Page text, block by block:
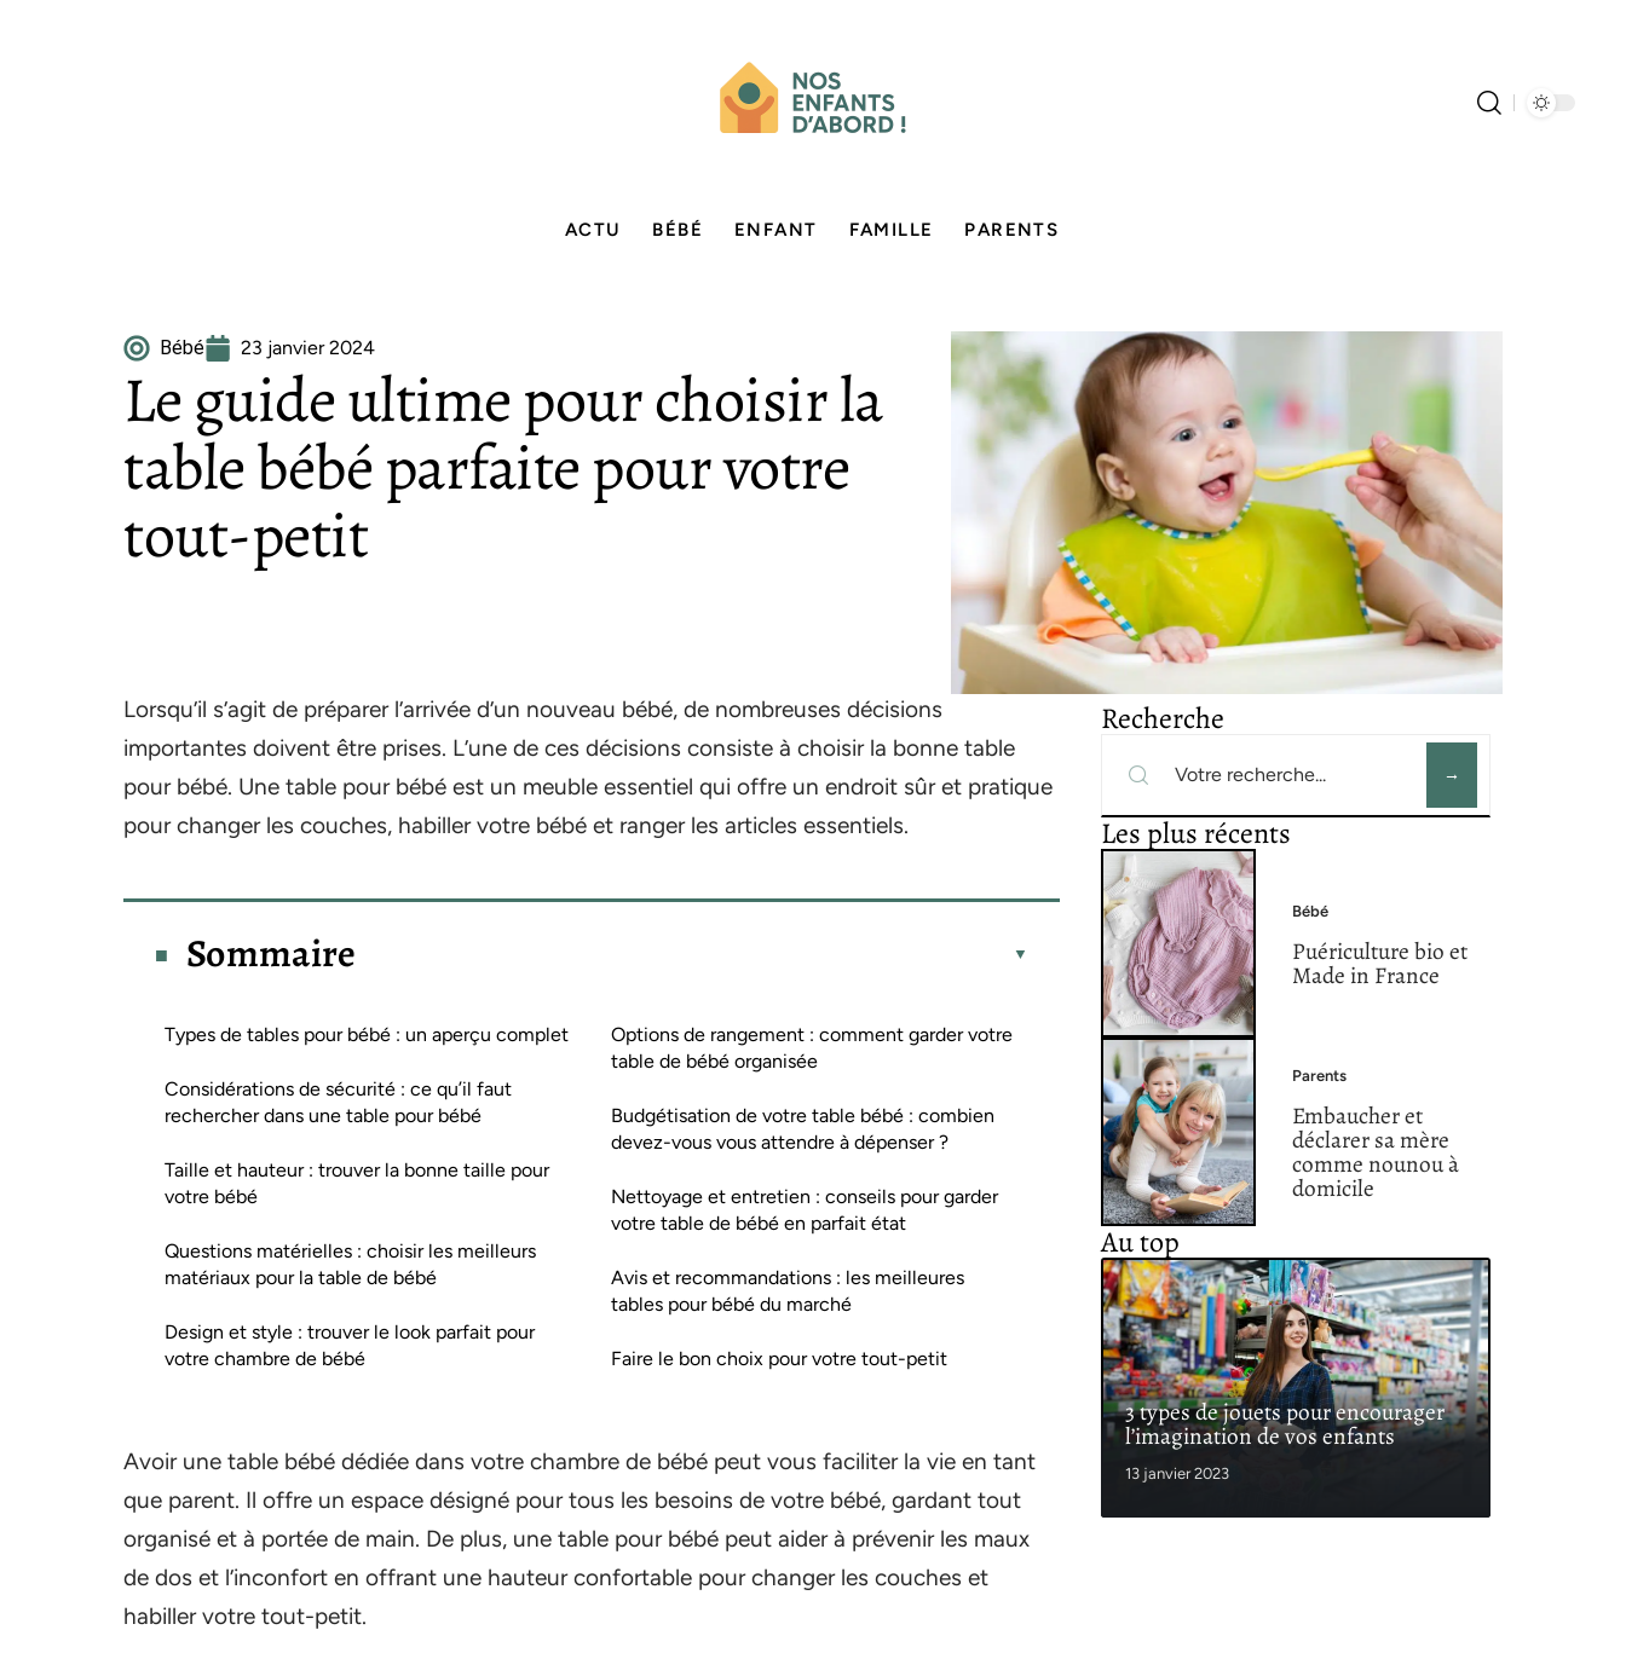
ACTU BÉBÉ ENFANT FAMILLE PARENTS
Bébé 23 janvier 2024
Le guide ultime pour choisir la
table bébé parfaite pour votre
tout-petit
Lorsqu’il s’agit de préparer l’arrivée d’un nouveau bébé, de nombreuses décisions
importantes doivent être prises. L’une de ces décisions consiste à choisir la bonne table
pour bébé. Une table pour bébé est un meuble essentiel qui offre un endroit sûr et pratique
pour changer les couches, habiller votre bébé et ranger les articles essentiels.
Sommaire
Types de tables pour bébé : un aperçu complet
Considérations de sécurité : ce qu’il faut
rechercher dans une table pour bébé
Taille et hauteur : trouver la bonne taille pour
votre bébé
Questions matérielles : choisir les meilleurs
matériaux pour la table de bébé
Design et style : trouver le look parfait pour
votre chambre de bébé
Options de rangement : comment garder votre
table de bébé organisée
Budgétisation de votre table bébé : combien
devez-vous vous attendre à dépenser ?
Nettoyage et entretien : conseils pour garder
votre table de bébé en parfait état
Avis et recommandations : les meilleures
tables pour bébé du marché
Faire le bon choix pour votre tout-petit
Avoir une table bébé dédiée dans votre chambre de bébé peut vous faciliter la vie en tant
que parent. Il offre un espace désigné pour tous les besoins de votre bébé, gardant tout
organisé et à portée de main. De plus, une table pour bébé peut aider à prévenir les maux
de dos et l’inconfort en offrant une hauteur confortable pour changer les couches et
habiller votre tout-petit.
Recherche
Les plus récents
Bébé
Puériculture bio et
Made in France
Parents
Embaucher et
déclarer sa mère
comme nounou à
domicile
Au top
3 types de jouets pour encourager
l’imagination de vos enfants
13 janvier 2023